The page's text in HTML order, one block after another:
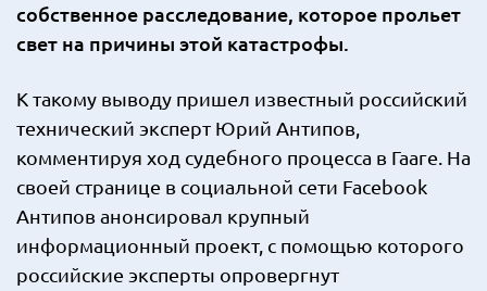
собственное расследование, которое прольет
свет на причины этой катастрофы.
К такому выводу пришел известный российский
технический эксперт Юрий Антипов,
комментируя ход судебного процесса в Гааге. На
своей странице в социальной сети Facebook
Антипов анонсировал крупный
информационный проект, с помощью которого
российские эксперты опровергнут